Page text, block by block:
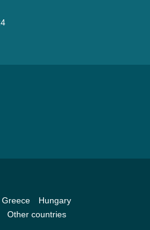
Greece
Hungary
Other countries